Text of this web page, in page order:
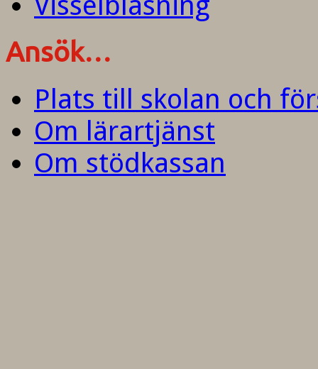
Ansök…
Plats till skolan och
Om lärartjänst
Om stödkassan